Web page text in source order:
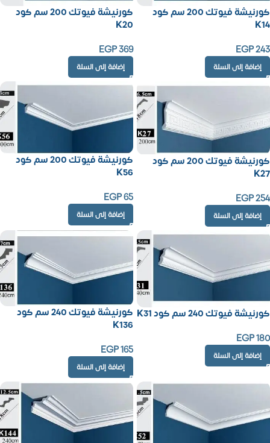
كورنيشة فيوتك 200 سم كود
K14
EGP243
إضافة إلى السلة
كورنيشة فيوتك 200 سم كود
K20
EGP369
إضافة إلى السلة
كورنيشة فيوتك 200 سم كود
K27
EGP254
إضافة إلى السلة
كورنيشة فيوتك 200 سم كود
K56
EGP65
إضافة إلى السلة
كورنيشة فيوتك 240 سم كود K31
EGP180
إضافة إلى السلة
كورنيشة فيوتك 240 سم كود
K136
EGP165
إضافة إلى السلة